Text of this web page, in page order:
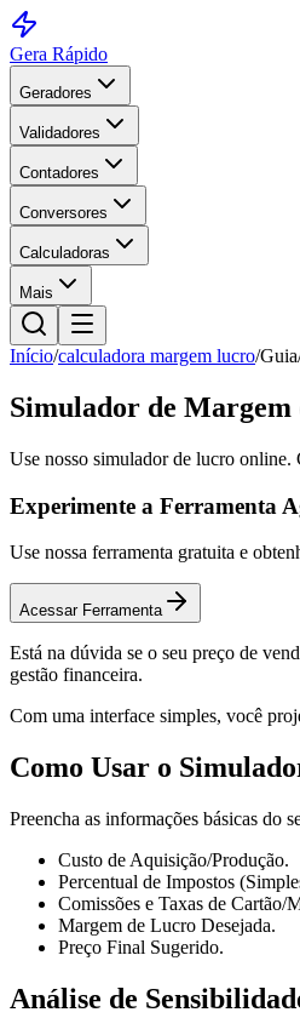
Gera Rápido
Geradores
Validadores
Contadores
Conversores
Calculadoras
Mais
Início/calculadora margem lucro/Guia
Simulador de Margem
Use nosso simulador de lucro online.
Experimente a Ferramenta
Use nossa ferramenta gratuita e
Acessar Ferramenta
Está na dúvida se o seu preço de
gestão financeira.
Com uma interface simples, você
Como Usar o
Preencha as informações básicas do
Custo de Aquisição/Produção.
Percentual de Impostos
Comissões e Taxas de Cartão/
Margem de Lucro Desejada.
Preço Final Sugerido.
Análise de